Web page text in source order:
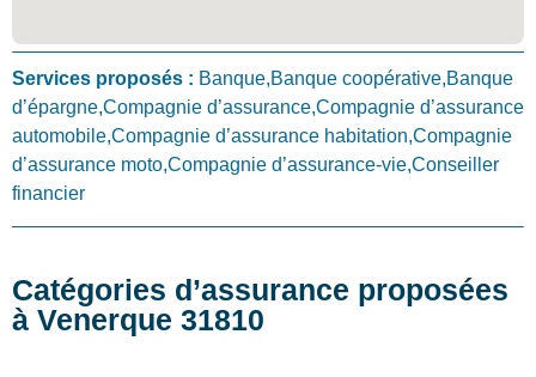
Services proposés : Banque,Banque coopérative,Banque
d’épargne,Compagnie d’assurance,Compagnie d’assurance
automobile,Compagnie d’assurance habitation,Compagnie
d’assurance moto,Compagnie d’assurance-vie,Conseiller
financier
Catégories d’assurance proposées
à Venerque 31810